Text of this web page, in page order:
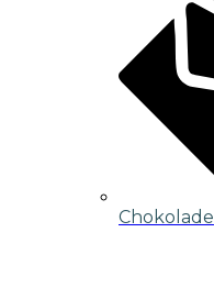
Chokolade